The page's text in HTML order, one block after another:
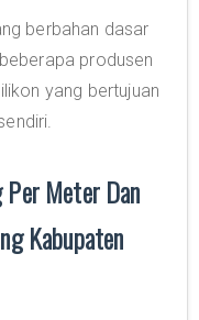
berbahan dasar
produsen
yang bertujuan
Per Meter Dan
Kabupaten